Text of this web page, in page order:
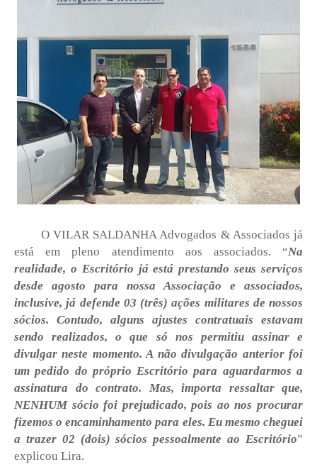
O VILAR SALDANHA Advogados & Associados já
está em pleno atendimento aos associados. “Na
realidade, o Escritório já está prestando seus serviços
desde agosto para nossa Associação e associados,
inclusive, já defende 03 (três) ações militares de nossos
sócios. Contudo, alguns ajustes contratuais estavam
sendo realizados, o que só nos permitiu assinar e
divulgar neste momento. A não divulgação anterior foi
um pedido do próprio Escritório para aguardarmos a
assinatura do contrato. Mas, importa ressaltar que,
NENHUM sócio foi prejudicado, pois ao nos procurar
fizemos o encaminhamento para eles. Eu mesmo cheguei
a trazer 02 (dois) sócios pessoalmente ao Escritório”
explicou Lira.